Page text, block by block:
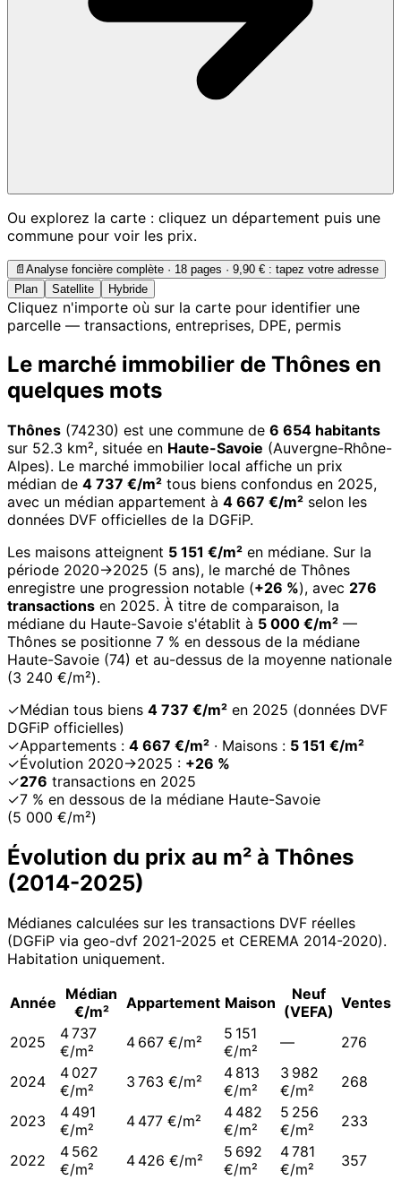
Ou explorez la carte : cliquez un département puis une
commune pour voir les prix.
📄 Analyse foncière complète · 18 pages · 9,90 € : tapez votre adresse
Plan
Satellite Hybride
Cliquez n'importe où sur la carte pour identifier une
parcelle — transactions, entreprises, DPE, permis
Le marché immobilier de Thônes en
quelques mots
Thônes (74230) est une commune de 6 654 habitants
sur 52.3 km², située en Haute-Savoie (Auvergne-Rhône-
Alpes). Le marché immobilier local affiche un prix
médian de 4 737 €/m² tous biens confondus en 2025,
avec un médian appartement à 4 667 €/m² selon les
données DVF officielles de la DGFiP.
Les maisons atteignent 5 151 €/m² en médiane. Sur la
période 2020→2025 (5 ans), le marché de Thônes
enregistre une progression notable (+26 %), avec 276
transactions en 2025. À titre de comparaison, la
médiane du Haute-Savoie s'établit à 5 000 €/m² —
Thônes se positionne 7 % en dessous de la médiane
Haute-Savoie (74) et au-dessus de la moyenne nationale
(3 240 €/m²).
✓Médian tous biens 4 737 €/m² en 2025 (données DVF
DGFiP officielles)
✓Appartements : 4 667 €/m² · Maisons : 5 151 €/m²
✓Évolution 2020→2025 : +26 %
✓276 transactions en 2025
✓7 % en dessous de la médiane Haute-Savoie
(5 000 €/m²)
Évolution du prix au m² à Thônes
(2014-2025)
Médianes calculées sur les transactions DVF réelles
(DGFiP via geo-dvf 2021-2025 et CEREMA 2014-2020).
Habitation uniquement.
Année Médian
€/m²
Appartement Maison
Neuf
(VEFA) Ventes
2025
4 737
€/m²
4 667 €/m²
5 151
€/m²
— 276
2024
4 027
€/m²
3 763 €/m²
4 813
€/m²
3 982
€/m²
268
2023
4 491
€/m²
4 477 €/m²
4 482
€/m²
5 256
€/m²
233
2022
4 562
€/m²
4 426 €/m²
5 692
€/m²
4 781
€/m²
357